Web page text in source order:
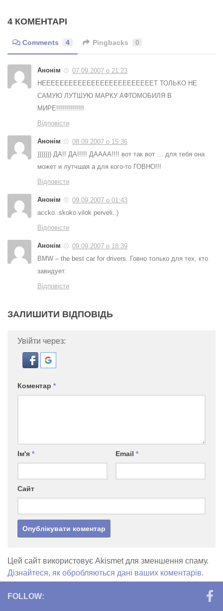
4 КОМЕНТАРІ
Comments 4 Pingbacks 0
Анонім
07.09.2007 о 21:23
НЕЕЕЕЕЕЕЕЕЕЕЕЕЕЕЕЕЕЕЕЕЕЕЕЕТ ТОЛЬКО НЕ
САМУЮ ЛУТШУЮ МАРКУ АФТОМОБИЛЯ В
МИРЕ!!!!!!!!!!!!!!
Відповісти
Анонім
08.09.2007 о 15:36
))))))) ДА!! ДА!!!!! ДАААА!!!! вот так вот … для тебя она
может и лутчшая а для кого-то ГОВНО!!!
Відповісти
Анонім
09.09.2007 о 01:43
accko..skoko vilok perveli..)
Відповісти
Анонім
09.09.2007 о 18:39
BMW – the best car for drivers. Говно только для тех, кто
завидует.
Відповісти
ЗАЛИШИТИ ВІДПОВІДЬ
Увійти через:
Коментар *
Ім'я * Email *
Сайт
Цей сайт використовує Akismet для зменшення спаму.
Дізнайтеся, як обробляються дані ваших коментарів.
FOLLOW: